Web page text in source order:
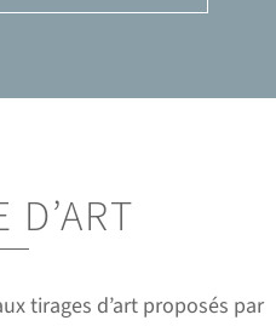
D’ART
tirages d’art proposés par